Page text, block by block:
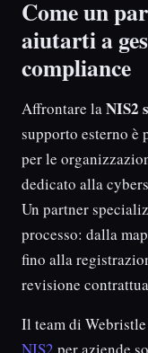
Come un
aiutarti a
compliance
Affrontare laNIS2
supporto esterno
per le
dedicato alla
Un partner
processo: dalla
fino alla
revisione
Il team di